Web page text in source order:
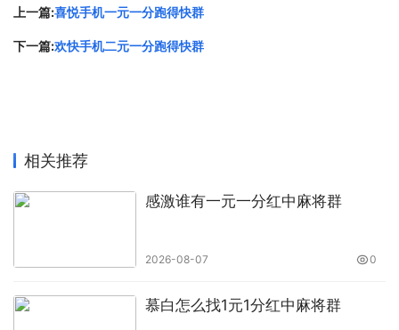
上一篇:喜悦手机一元一分跑得快群
下一篇:欢快手机二元一分跑得快群
相关推荐
感激谁有一元一分红中麻将群
2026-08-07 0
慕白怎么找1元1分红中麻将群